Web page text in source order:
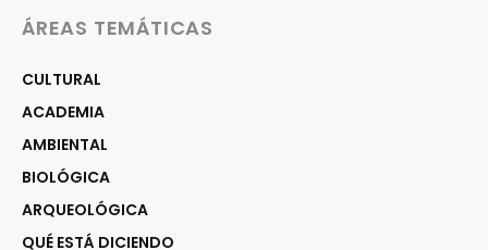
ÁREAS TEMÁTICAS
CULTURAL
ACADEMIA
AMBIENTAL
BIOLÓGICA
ARQUEOLÓGICA
QUÉ ESTÁ DICIENDO